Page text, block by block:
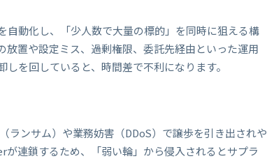
動化し、「少人数で大量の標的」を同時に狙える構
置や設定ミス、過剰権限、委託先経由といった運用
を回していると、時間差で不利になります。
ランサム）や業務妨害（DDoS）で譲歩を引き出されや
連鎖するため、「弱い輪」から侵入されるとサプラ